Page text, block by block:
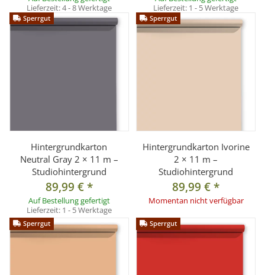
Lieferzeit:4 - 8 Werktage
Lieferzeit: 1 - 5 Werktage
Sperrgut
Hintergrundkarton
Neutral Gray 2 × 11 m –
Studiohintergrund
89,99 €*
Auf Bestellung gefertigt
Lieferzeit: 1 - 5 Werktage
Sperrgut
Hintergrundkarton Ivorine
2 × 11 m –
Studiohintergrund
89,99 €*
Momentan nicht verfügbar
Sperrgut Sperrgut